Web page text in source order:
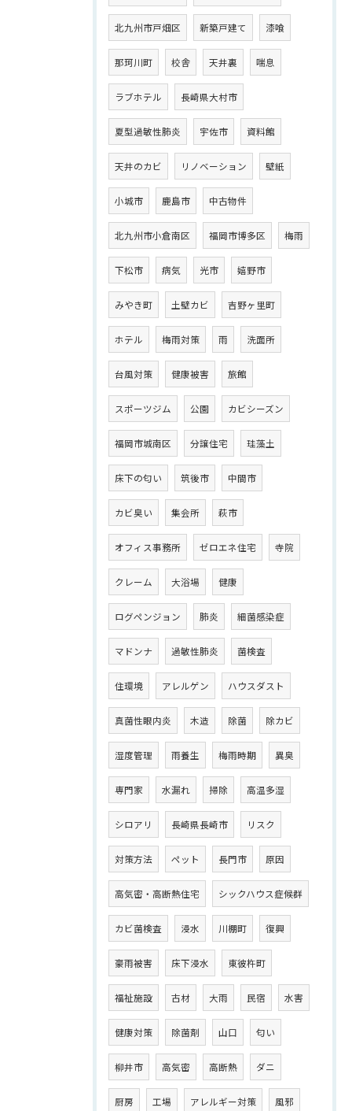
北九州市戸畑区 新築戸建て 漆喰
那珂川町 校舎 天井裏 喘息
ラブホテル 長崎県大村市
夏型過敏性肺炎 宇佐市 資料館
天井のカビ リノベーション 壁紙
小城市 鹿島市 中古物件
北九州市小倉南区 福岡市博多区 梅雨
下松市 病気 光市 嬉野市
みやき町 土壁カビ 吉野ヶ里町
ホテル 梅雨対策 雨 洗面所
台風対策 健康被害 旅館
スポーツジム 公園 カビシーズン
福岡市城南区 分譲住宅 珪藻土
床下の匂い 筑後市 中間市
カビ臭い 集会所 萩市
オフィス事務所 ゼロエネ住宅 寺院
クレーム 大浴場 健康
ログペンジョン 肺炎 細菌感染症
マドンナ 過敏性肺炎 菌検査
住環境 アレルゲン ハウスダスト
真菌性眼内炎 木造 除菌 除カビ
湿度管理 雨養生 梅雨時期 異臭
専門家 水漏れ 掃除 高温多湿
シロアリ 長崎県長崎市 リスク
対策方法 ペット 長門市 原因
高気密・高断熱住宅 シックハウス症候群
カビ菌検査 浸水 川棚町 復興
豪雨被害 床下浸水 東彼杵町
福祉施設 古材 大雨 民宿 水害
健康対策 除菌剤 山口 匂い
柳井市 高気密 高断熱 ダニ
厨房 工場 アレルギー対策 風邪